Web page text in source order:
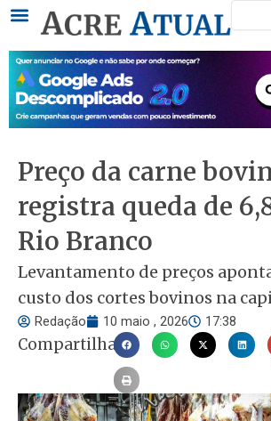
conteúdo
Preço da carne
registra queda de
Rio Branco
Levantamento de preços
custo dos cortes bovinos na
Redação 10 maio , 2026 17:38
Compartilhar